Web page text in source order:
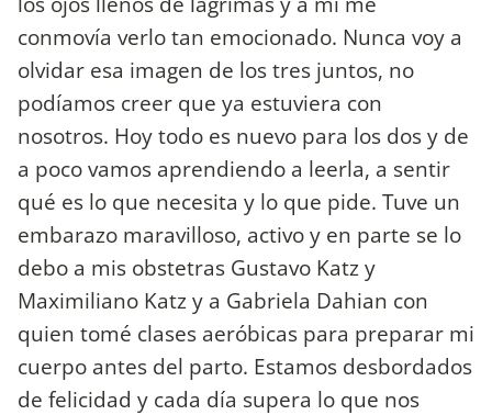
conmovía verlo tan emocionado. Nunca voy a
olvidar esa imagen de los tres juntos, no
podíamos creer que ya estuviera con
nosotros. Hoy todo es nuevo para los dos y de
a poco vamos aprendiendo a leerla, a sentir
qué es lo que necesita y lo que pide. Tuve un
embarazo maravilloso, activo y en parte se lo
debo a mis obstetras Gustavo Katz y
Maximiliano Katz y a Gabriela Dahian con
quien tomé clases aeróbicas para preparar mi
cuerpo antes del parto. Estamos desbordados
de felicidad y cada día supera lo que nos